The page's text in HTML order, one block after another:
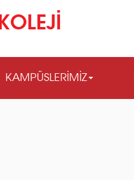
KAMPÜSLERİMİZ